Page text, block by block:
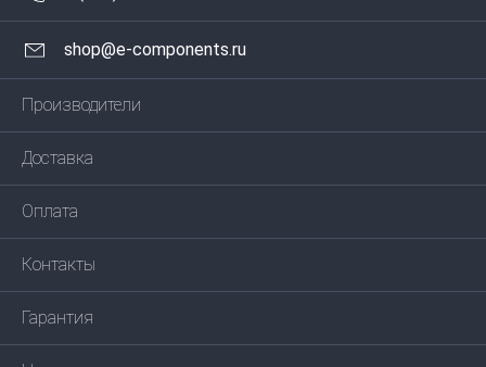
shop@e-components.ru
Производители
Доставка
Оплата
Контакты
Гарантия